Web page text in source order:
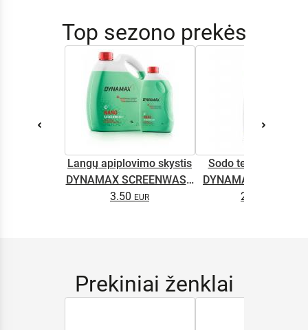
Top sezono prekės
Langų apiplovimo skystis
DYNAMAX SCREENWASH
NANO 4l
3.50
Sodo technikos
DYNAMAX M2T
2.65
Prekiniai ženklai